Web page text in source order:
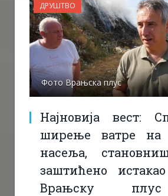
Фото Врањска плус
Најновија вест:
ширење ватре на
насеља,
заштићено
Врањску
ДРУШТВО